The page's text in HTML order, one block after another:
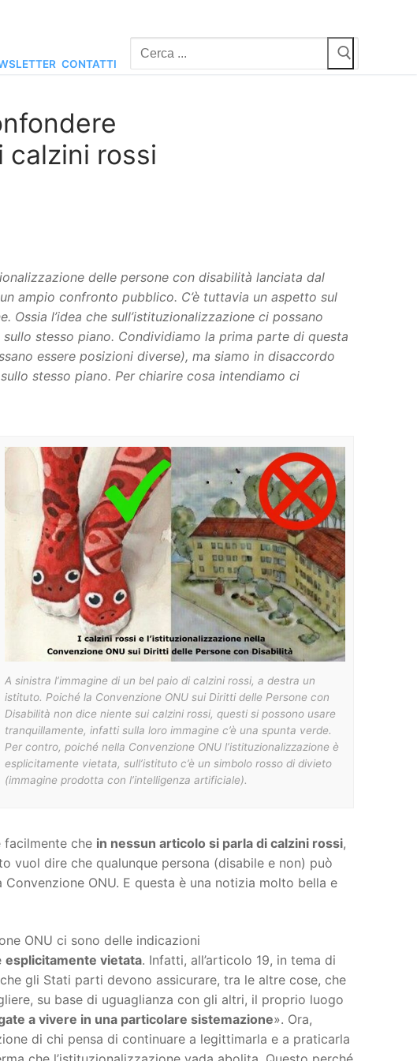
CONTATTI
Cerca:
calzini rossi
delle persone con disabilità lanciata dal
ampio confronto pubblico. C’è tuttavia un aspetto sul
Ossia l’idea che sull’istituzionalizzazione ci possano
stesso piano. Condividiamo la prima parte di questa
essere posizioni diverse), ma siamo in disaccordo
stesso piano. Per chiarire cosa intendiamo ci
A sinistra l’immagine di un bel paio di calzini rossi, a destra un
istituto. Poiché la Convenzione ONU sui Diritti delle Persone con
Disabilità non dice niente sui calzini rossi, questi si possono usare
tranquillamente, infatti sulla loro immagine c’è una spunta verde.
Per contro, poiché nella Convenzione ONU l’istituzionalizzazione è
esplicitamente vietata, sull’istituto c’è un simbolo rosso di divieto
(immagine prodotta con l’intelligenza artificiale).
facilmente che in nessun articolo si parla di calzini rossi,
vuol dire che qualunque persona (disabile e non) può
ONU. E questa è una notizia molto bella e
ONU ci sono delle indicazioni
esplicitamente vietata. Infatti, all’articolo 19, in tema di
gli Stati parti devono assicurare, tra le altre cose, che
su base di uguaglianza con gli altri, il proprio luogo
a vivere in una particolare sistemazione». Ora,
di chi pensa di continuare a legittimarla e a praticarla